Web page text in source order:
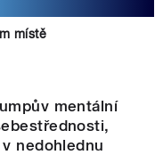
místě
mentální
nedohlednu